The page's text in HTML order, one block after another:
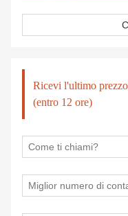
Ricevi l'ultimo
(entro 12 ore)